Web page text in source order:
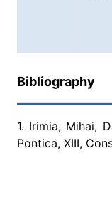
Bibliography
1. Irimia, Mihai,
Pontica, XIII,